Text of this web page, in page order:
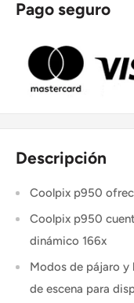
Pago seguro
Descripción
Coolpix p950
Coolpix p950
dinámico 166x
Modos de pájaro
de escena para